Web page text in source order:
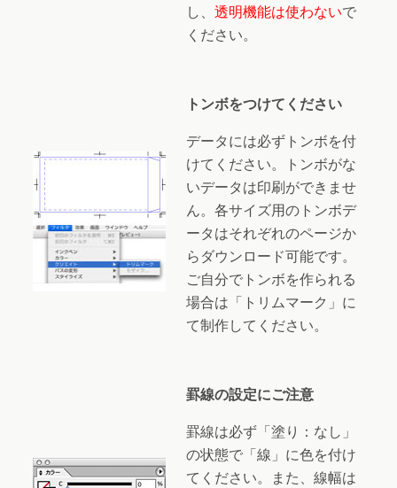
し、 透明機能は使わないで
ください。
トンボをつけてください
データには必ずトンボを付
けてください。トンボがな
いデータは印刷ができませ
ん。各サイズ用のトンボデ
ータはそれぞれのページか
らダウンロード可能です。
ご自分でトンボを作られる
場合は「トリムマーク」に
て制作してください。
罫線の設定にご注意
罫線は必ず「塗り：なし」
の状態で「線」に色を付け
てください。また、線幅は